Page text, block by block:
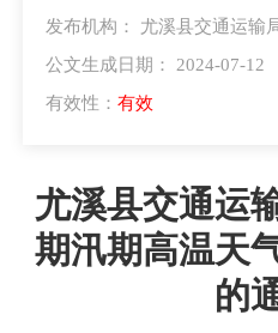
发布机构： 尤溪县交通运输
公文生成日期： 2024-07-12
有效性： 有效
尤溪县交通运
期汛期高温天
的